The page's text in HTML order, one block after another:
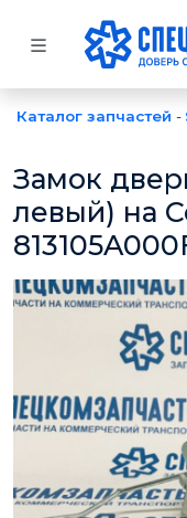
Каталог запчастей -
Замок
левый) на